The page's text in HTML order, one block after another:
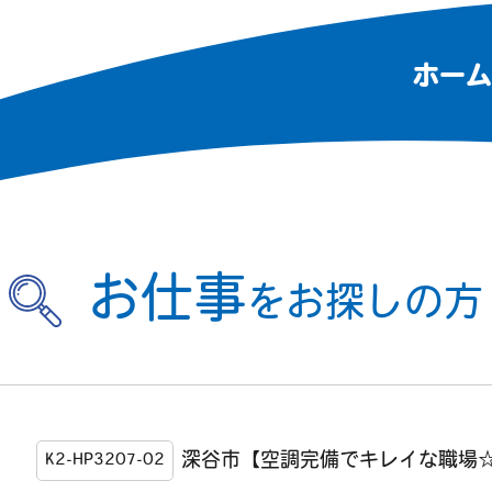
ホーム
お仕事をお探しの方
K2-HP3207-02 深谷市【空調完備でキレイな職